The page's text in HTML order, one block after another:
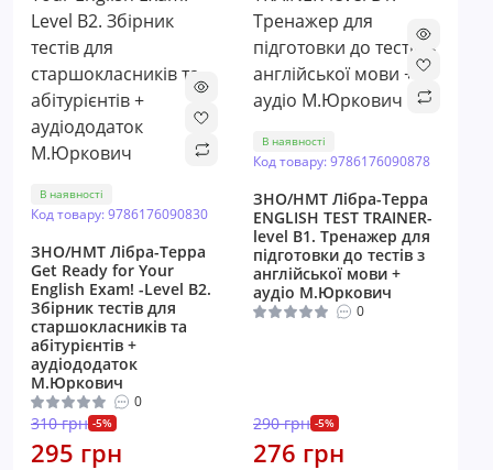
В наявності
Код товару: 9786176090830
ЗНО/НМТ Лібра-Терра
Get Ready for Your
English Exam! -Level B2.
Збірник тестів для
старшокласників та
абітурієнтів +
аудіододаток
М.Юркович
0
310 грн -5%
295 грн
В наявності
Код товару: 9786176090878
ЗНО/НМТ Лібра-Терра
ENGLISH TEST TRAINER-
level B1. Тренажер для
підготовки до тестів з
англійської мови +
аудіо М.Юркович
0
290 грн -5%
276 грн